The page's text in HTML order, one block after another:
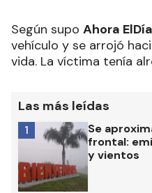
Según supo Ahora ElDía
vehículo y se arrojó
vida. La víctima tenía
Las más leídas
Se
frontal:
y vientos
1